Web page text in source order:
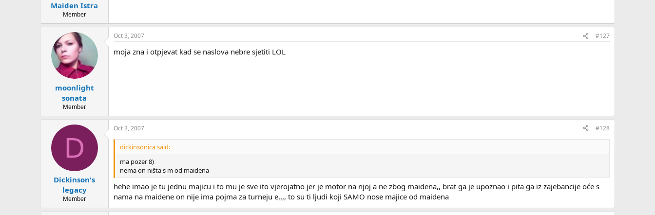
Maiden Istra
Member
moonlight
sonata
Member
Oct 3, 2007 #127
moja zna i otpjevat kad se naslova nebre sjetiti LOL
D
Dickinson's
legacy
Member
Oct 3, 2007 #128
dickinsonica said:
ma pozer 8)
nema on ništa s m od maidena
hehe imao je tu jednu majicu i to mu je sve ito vjerojatno jer je motor na njoj a ne zbog maidena,, brat ga je upoznao i pita ga iz zajebancije oće s
nama na maidene on nije ima pojma za turneju e,,,, to su ti ljudi koji SAMO nose majice od maidena